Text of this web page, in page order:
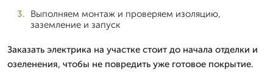
Выполняем монтаж и проверяем изоляцию,
заземление и запуск
Заказать электрика на участке стоит до начала отделки и
озеленения, чтобы не повредить уже готовое покрытие.